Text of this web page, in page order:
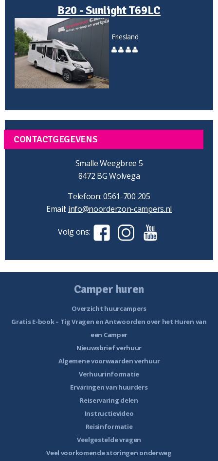
B20 - Sunlight T69LC
Friesland
CONTACTGEGEVENS
Smalle Weegbree 5
8472 BG Wolvega
Telefoon: 0561-700 205
Email: info@noorderzon-campers.nl
Volg ons:
Camper huren
Overzicht huurcampers
Gratis E-book – Tig Vragen en Antwoorden over het Huren van
een Camper
Nieuwsbrief verhuur
Algemene voorwaarden verhuur
Verhuurinformatie
Ervaringen van huurders
Reiservaring delen
Instructievideo
Reisinformatie
Veelgestelde vragen
Veel voorkomende storingen onderweg